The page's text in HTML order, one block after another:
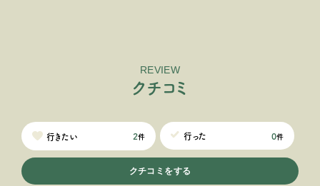
REVIEW
ク チ コ ミ
行きたい 2件 行った 0件
クチコミをする